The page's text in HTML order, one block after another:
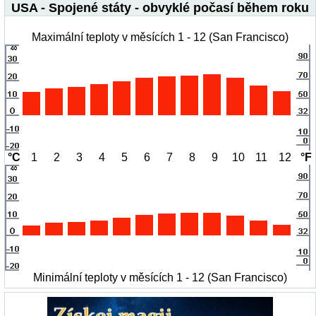
USA - Spojené státy - obvyklé počasí během roku
Maximální teploty v měsících 1 - 12 (San Francisco)
°C 1 2 3 4 5 6 7 8 9 10 11 12 °F
Minimální teploty v měsících 1 - 12 (San Francisco)